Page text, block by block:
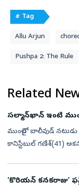
# Tag
Allu Arjun
Pushpa 2: The Rule
Related
ముంబైలో బాలీవుడ్‌
కానిస్టేబుల్‌ గణేశ్‌(41)
‘కొరియన్‌ కనకరాజు’